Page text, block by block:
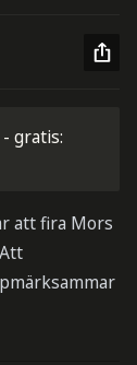
- gratis:
att fira Mors